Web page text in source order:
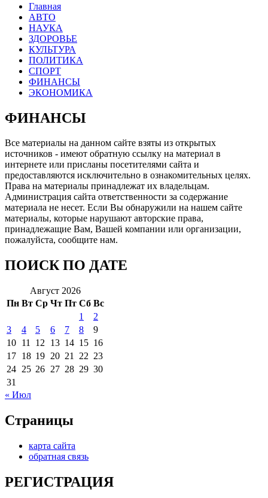
Главная
АВТО
НАУКА
ЗДОРОВЬЕ
КУЛЬТУРА
ПОЛИТИКА
СПОРТ
ФИНАНСЫ
ЭКОНОМИКА
ФИНАНСЫ
Все материалы на данном сайте взяты из открытых
источников - имеют обратную ссылку на материал в
интернете или присланы посетителями сайта и
предоставляются исключительно в ознакомительных целях.
Права на материалы принадлежат их владельцам.
Администрация сайта ответственности за содержание
материала не несет. Если Вы обнаружили на нашем сайте
материалы, которые нарушают авторские права,
принадлежащие Вам, Вашей компании или организации,
пожалуйста, сообщите нам.
ПОИСК ПО ДАТЕ
Август 2026
Пн Вт Ср Чт Пт Сб Вс
1
2
3
4 5 6 7 8
9
10 11 12 13 14 15 16
17 18 19 20 21 22 23
24 25 26 27 28 29 30
31
« Июл
Страницы
карта сайта
обратная связь
РЕГИСТРАЦИЯ